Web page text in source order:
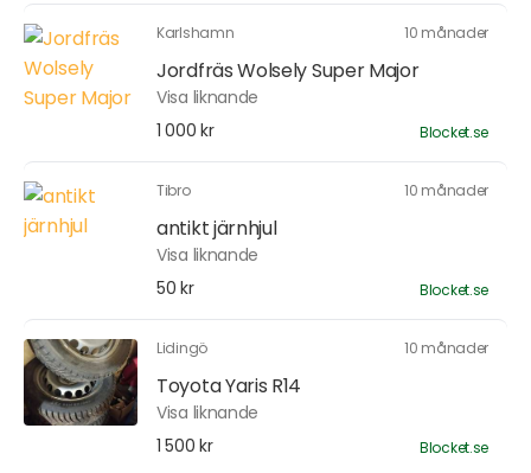
Karlshamn 10 månader
Jordfräs Wolsely Super Major
Visa liknande
1 000 kr
Blocket.se
Tibro 10 månader
antikt järnhjul
Visa liknande
50 kr
Blocket.se
Lidingö 10 månader
Toyota Yaris R14
Visa liknande
1 500 kr
Blocket.se